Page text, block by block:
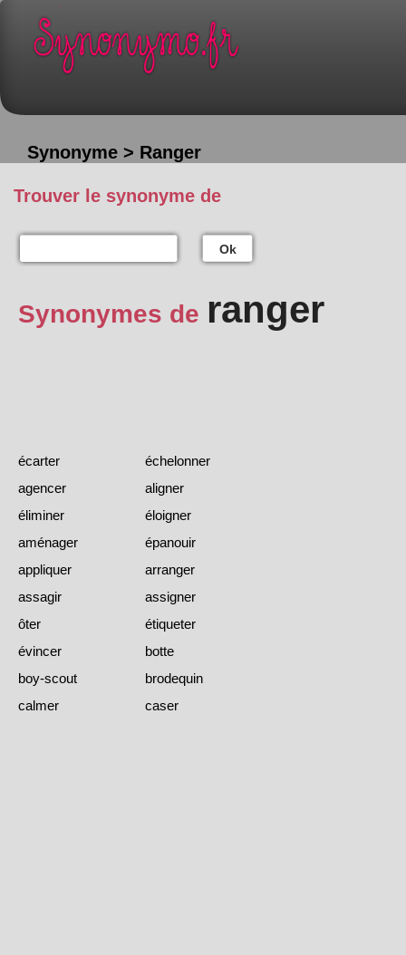
Synonyme > Ranger
Trouver le synonyme de
Ok
Synonymes de ranger
écarter
échelonner
agencer
aligner
éliminer
éloigner
aménager
épanouir
appliquer
arranger
assagir
assigner
ôter
étiqueter
évincer
botte
boy-scout
brodequin
calmer
caser